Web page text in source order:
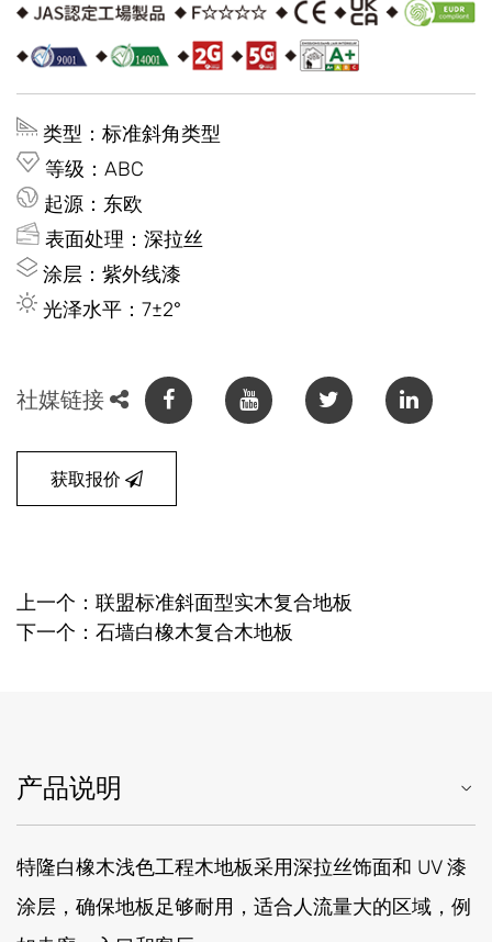
类型：标准斜角类型
等级：ABC
起源：东欧
表面处理：深拉丝
涂层：紫外线漆
光泽水平：7±2°
社媒链接
获取报价
上一个：联盟标准斜面型实木复合地板
下一个：石墙白橡木复合木地板
产品说明
特隆白橡木浅色工程木地板采用深拉丝饰面和 UV 漆
涂层，确保地板足够耐用，适合人流量大的区域，例